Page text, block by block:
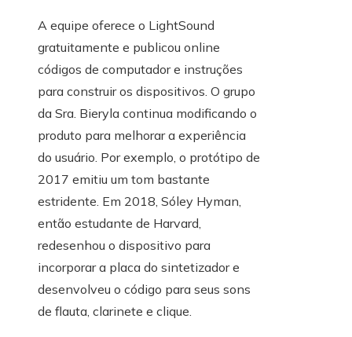
A equipe oferece o LightSound
gratuitamente e publicou online
códigos de computador e instruções
para construir os dispositivos. O grupo
da Sra. Bieryla continua modificando o
produto para melhorar a experiência
do usuário. Por exemplo, o protótipo de
2017 emitiu um tom bastante
estridente. Em 2018, Sóley Hyman,
então estudante de Harvard,
redesenhou o dispositivo para
incorporar a placa do sintetizador e
desenvolveu o código para seus sons
de flauta, clarinete e clique.